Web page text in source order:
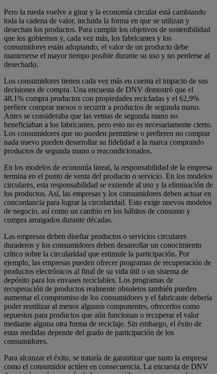
Pero la rueda vuelve a girar y la economía circular está cambiando
toda la cadena de valor, incluida la forma en que se utilizan y
desechan los productos. Para cumplir los objetivos de sostenibilidad
que los gobiernos y, cada vez más, los fabricantes y los
consumidores están adoptando, el valor de un producto debe
mantenerse el mayor tiempo posible durante su uso y no perderse al
desecharlo.
Los consumidores tienen cada vez más en cuenta el impacto de sus
decisiones de compra. Una encuesta de DNV demostró que el
48,1% compra productos con propiedades recicladas y el 62,9%
prefiere comprar menos o recurrir a productos de segunda mano.
Antes se consideraba que las ventas de segunda mano no
beneficiaban a los fabricantes, pero esto no es necesariamente cierto.
Los consumidores que no pueden permitirse o prefieren no comprar
nada nuevo pueden desarrollar su fidelidad a la marca comprando
productos de segunda mano o reacondicionados.
En los modelos de economía lineal, la responsabilidad de la empresa
termina en el punto de venta del producto o servicio. En los modelos
circulares, esta responsabilidad se extiende al uso y la eliminación de
los productos. Así, las empresas y los consumidores deben actuar en
concordancia para lograr la circularidad. Esto exige nuevos modelos
de negocio, así como un cambio en los hábitos de consumo y
compra arraigados durante décadas.
Las empresas deben diseñar productos o servicios circulares
duraderos y los consumidores deben desarrollar un conocimiento
crítico sobre la circularidad que estimule la participación. Por
ejemplo, las empresas pueden ofrecer programas de recuperación de
productos electrónicos al final de su vida útil o un sistema de
depósito para los envases reciclables. Los programas de
recuperación de productos realmente obsoletos también pueden
aumentar el compromiso de los consumidores y el fabricante debería
poder reutilizar al menos algunos componentes, ofrecerlos como
repuestos para productos que aún funcionan o recuperar el valor
mediante alguna otra forma de reciclaje. Sin embargo, el éxito de
estas medidas depende del grado de participación de los
consumidores.
Para alcanzar el éxito, se trataría de garantizar que tanto la empresa
como el consumidor actúen en consecuencia. La encuesta de DNV